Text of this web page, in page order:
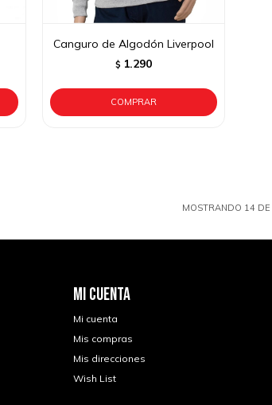
Canguro de Algodón Liverpool
$ 1.290
MOSTRANDO 14 DE
MI CUENTA
Mi cuenta
Mis compras
Mis direcciones
Wish List